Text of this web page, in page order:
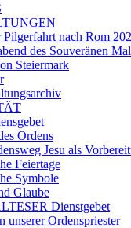
Pilgerfahrt nach Rom
des Souveränen
Steiermark
Ordens
Jesu als
Feiertage
Symbole
Glaube
Dienstgebet
unserer Ordenspriester